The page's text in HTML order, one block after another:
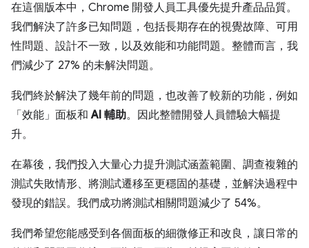
在這個版本中，Chrome 開發人員工具優先提升產品品質。
我們解決了許多已知問題，包括長期存在的視覺故障、可用
性問題、設計不一致，以及效能和功能問題。整體而言，我
們減少了 27% 的未解決問題。
我們終於解決了幾年前的問題，也改善了較新的功能，例如
「效能」 面板和AI 輔助。因此整體開發人員體驗大幅提
升。
在幕後，我們投入大量心力提升測試涵蓋範圍、調查複雜的
測試失敗情形、將測試遷移至更穩固的基礎，並解決過程中
發現的錯誤。我們成功將測試相關問題減少了 54%。
我們希望您能感受到各個面板的細微修正和改良，讓日常的